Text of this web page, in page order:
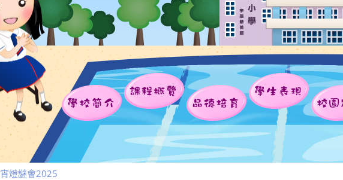
學校簡介
課程概覽
品德培育
學生表現
校
宵燈謎會2025